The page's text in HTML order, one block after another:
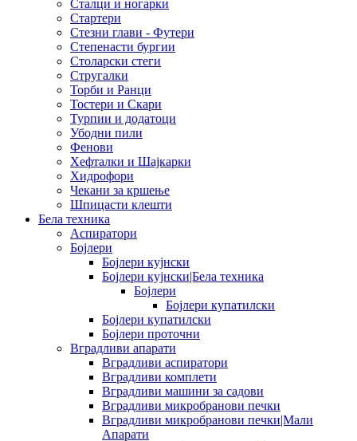
Сталци и ногарки
Стартери
Стезни глави - Футери
Степенасти бургии
Столарски стеги
Стругалки
Торби и Ранци
Тостери и Скари
Турпии и додатоци
Убодни пили
Фенови
Хефталки и Шајкарки
Хидрофори
Чекани за кршење
Шпицасти клешти
Бела техника
Аспиратори
Бојлери
Бојлери кујнски
Бојлери кујнски|Бела техника
Бојлери
Бојлери купатилски
Бојлери купатилски
Бојлери проточни
Вградливи апарати
Вградливи аспиратори
Вградливи комплети
Вградливи машини за садови
Вградливи микробранови печки
Вградливи микробранови печки|Мали
Апарати